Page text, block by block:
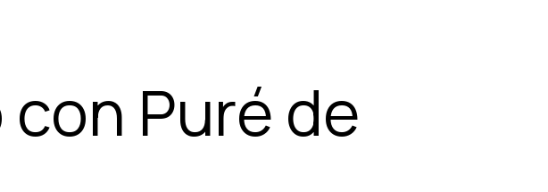
Puré de